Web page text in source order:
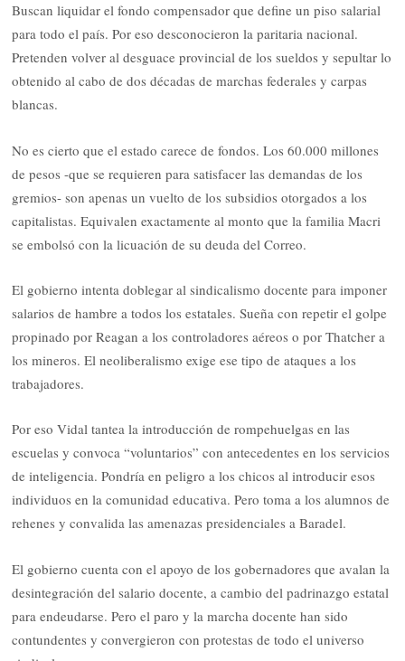
Buscan liquidar el fondo compensador que define un piso salarial
para todo el país. Por eso desconocieron la paritaria nacional.
Pretenden volver al desguace provincial de los sueldos y sepultar lo
obtenido al cabo de dos décadas de marchas federales y carpas
blancas.
No es cierto que el estado carece de fondos. Los 60.000 millones
de pesos -que se requieren para satisfacer las demandas de los
gremios- son apenas un vuelto de los subsidios otorgados a los
capitalistas. Equivalen exactamente al monto que la familia Macri
se embolsó con la licuación de su deuda del Correo.
El gobierno intenta doblegar al sindicalismo docente para imponer
salarios de hambre a todos los estatales. Sueña con repetir el golpe
propinado por Reagan a los controladores aéreos o por Thatcher a
los mineros. El neoliberalismo exige ese tipo de ataques a los
trabajadores.
Por eso Vidal tantea la introducción de rompehuelgas en las
escuelas y convoca “voluntarios” con antecedentes en los servicios
de inteligencia. Pondría en peligro a los chicos al introducir esos
individuos en la comunidad educativa. Pero toma a los alumnos de
rehenes y convalida las amenazas presidenciales a Baradel.
El gobierno cuenta con el apoyo de los gobernadores que avalan la
desintegración del salario docente, a cambio del padrinazgo estatal
para endeudarse. Pero el paro y la marcha docente han sido
contundentes y convergieron con protestas de todo el universo